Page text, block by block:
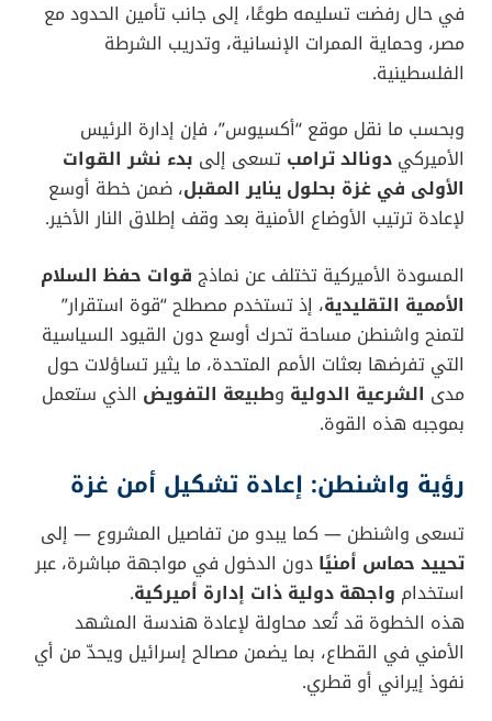
في حال رفضت تسليمه طوعًا، إلى جانب تأمين الحدود مع
مصر، وحماية الممرات الإنسانية، وتدريب الشرطة
الفلسطينية.
وبحسب ما نقل موقع “أكسيوس”، فإن إدارة الرئيس
الأميركي دونالد ترامب تسعى إلى بدء نشر القوات
الأولى في غزة بحلول يناير المقبل، ضمن خطة أوسع
لإعادة ترتيب الأوضاع الأمنية بعد وقف إطلاق النار الأخير.
المسودة الأميركية تختلف عن نماذج قوات حفظ السلام
الأممية التقليدية، إذ تستخدم مصطلح “قوة استقرار”
لتمنح واشنطن مساحة تحرك أوسع دون القيود السياسية
التي تفرضها بعثات الأمم المتحدة، ما يثير تساؤلات حول
مدى الشرعية الدولية وطبيعة التفويض الذي ستعمل
بموجبه هذه القوة.
رؤية واشنطن: إعادة تشكيل أمن غزة
تسعى واشنطن — كما يبدو من تفاصيل المشروع — إلى
تحييد حماس أمنيًا دون الدخول في مواجهة مباشرة، عبر
استخدام واجهة دولية ذات إدارة أميركية.
هذه الخطوة قد تُعد محاولة لإعادة هندسة المشهد
الأمني في القطاع، بما يضمن مصالح إسرائيل ويحدّ من أي
نفوذ إيراني أو قطري.